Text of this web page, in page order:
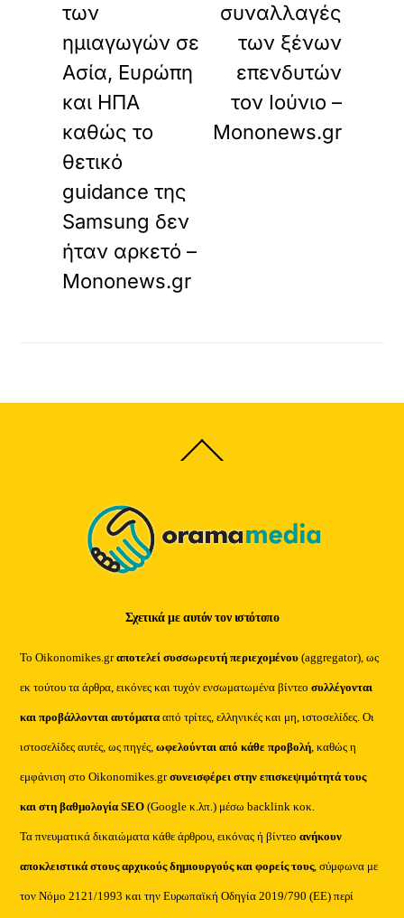
των
ημιαγωγών σε
Ασία, Ευρώπη
και ΗΠΑ
καθώς το
θετικό
guidance της
Samsung δεν
ήταν αρκετό –
Mononews.gr
συναλλαγές
των ξένων
επενδυτών
τoν Ιούνιο –
Mononews.gr
Back
To
Σχετικά με αυτόν τον ιστότοπο
Το Oikonomikes.grαποτελεί συσσωρευτή περιεχομένου (aggregator), ως
εκ τούτου τα άρθρα, εικόνες και τυχόν ενσωματωμένα βίντεοσυλλέγονται
και προβάλλονται αυτόματααπό τρίτες, ελληνικές και μη, ιστοσελίδες. Οι
ιστοσελίδες αυτές, ως πηγές,ωφελούνται από κάθε προβολή, καθώς η
εμφάνιση στο Oikonomikes.grσυνεισφέρει στην επισκεψιμότητά τους
και στη βαθμολογία SEO (Google κ.λπ.) μέσω backlink κοκ.
Τα πνευματικά δικαιώματα κάθε άρθρου, εικόνας ή βίντεοανήκουν
αποκλειστικά στους αρχικούς δημιουργούς και φορείς τους, σύμφωνα με
τον Νόμο 2121/1993 και την Ευρωπαϊκή Οδηγία 2019/790 (ΕΕ) περί